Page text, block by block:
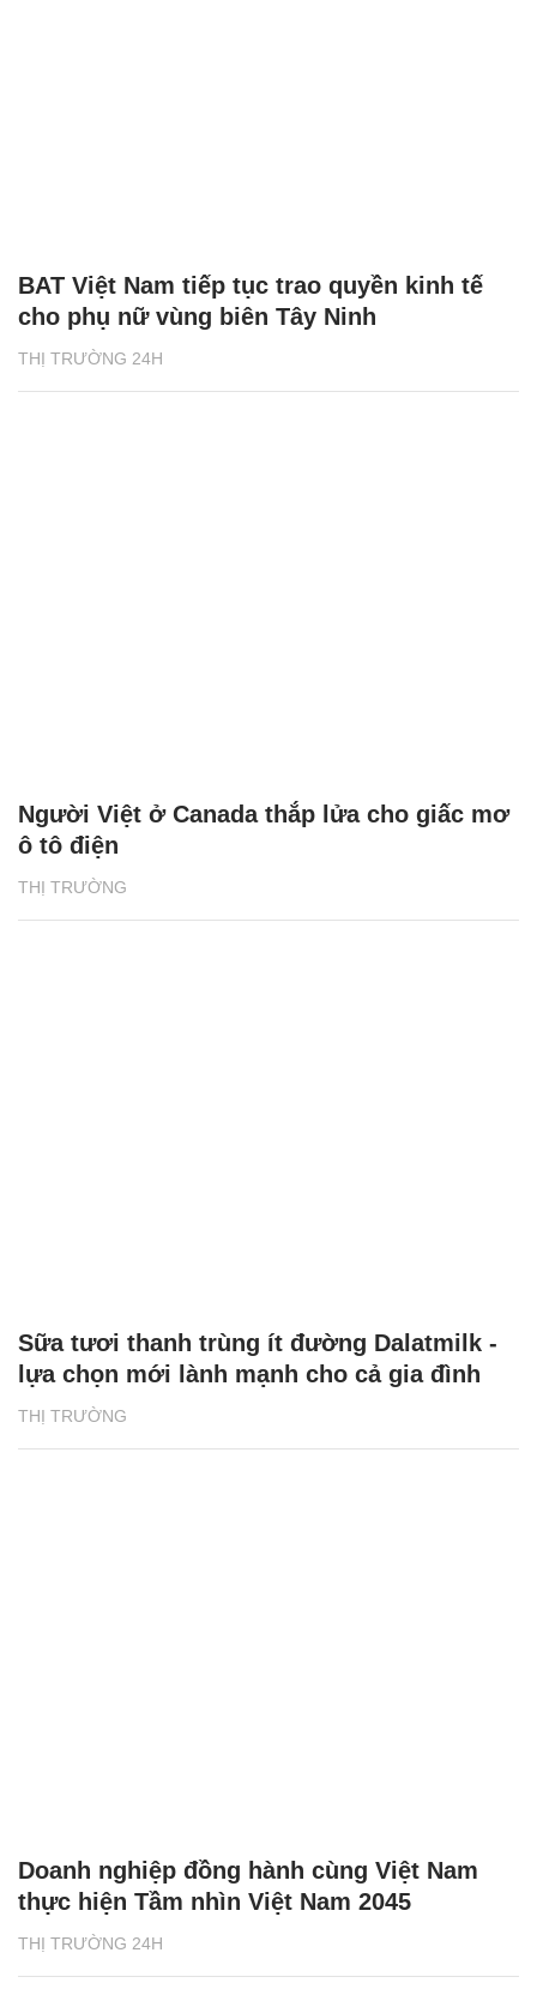
THỊ TRƯỜNG 24H
BAT Việt Nam tiếp tục trao quyền kinh tế
cho phụ nữ vùng biên Tây Ninh
THỊ TRƯỜNG
Người Việt ở Canada thắp lửa cho giấc mơ
ô tô điện
THỊ TRƯỜNG
Sữa tươi thanh trùng ít đường Dalatmilk -
lựa chọn mới lành mạnh cho cả gia đình
THỊ TRƯỜNG 24H
Doanh nghiệp đồng hành cùng Việt Nam
thực hiện Tầm nhìn Việt Nam 2045